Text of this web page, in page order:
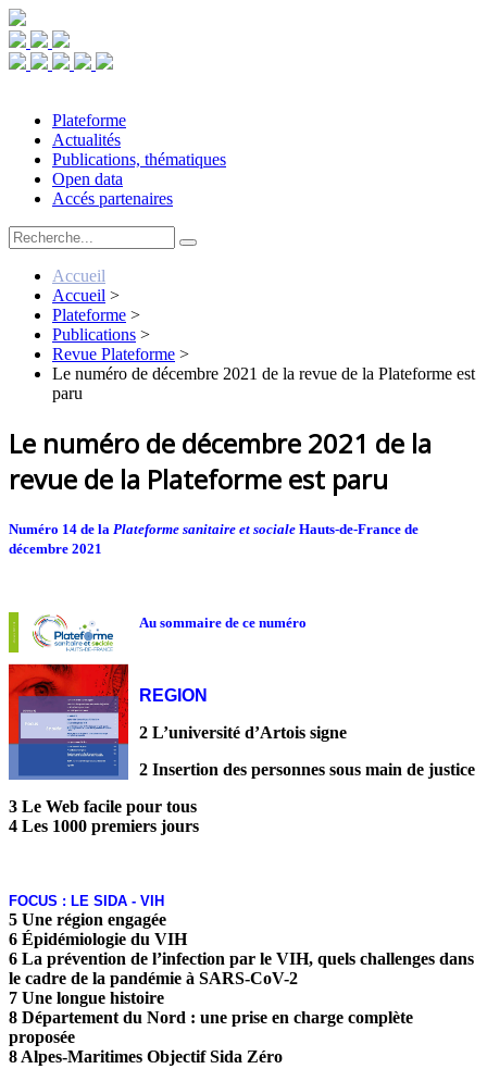
Plateforme
Actualités
Publications, thématiques
Open data
Accés partenaires
Accueil
Accueil >
Plateforme >
Publications >
Revue Plateforme >
Le numéro de décembre 2021 de la revue de la Plateforme est
paru
Le numéro de décembre 2021 de la
revue de la Plateforme est paru
Numéro 14 de la Plateforme sanitaire et sociale Hauts-de-France de
décembre 2021
Au sommaire de ce numéro
REGION
2 L’université d’Artois signe
2 Insertion des personnes sous main de justice
3 Le Web facile pour tous
4 Les 1000 premiers jours
FOCUS : LE SIDA - VIH
5 Une région engagée
6 Épidémiologie du VIH
6 La prévention de l’infection par le VIH, quels challenges dans
le cadre de la pandémie à SARS-CoV-2
7 Une longue histoire
8 Département du Nord : une prise en charge complète
proposée
8 Alpes-Maritimes Objectif Sida Zéro